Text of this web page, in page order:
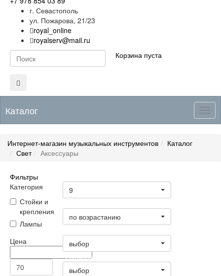
г. Севастополь
ул. Пожарова, 21/23
royal_online
royalserv@mail.ru
Корзина пуста
Каталог
Интернет-магазин музыкальных инструментов
Каталог
Свет
Аксессуары
Фильтры
Категория
Стойки и
крепления
Лампы
Цена
9
по возрастанию
выбор
Сортировать:
выбор